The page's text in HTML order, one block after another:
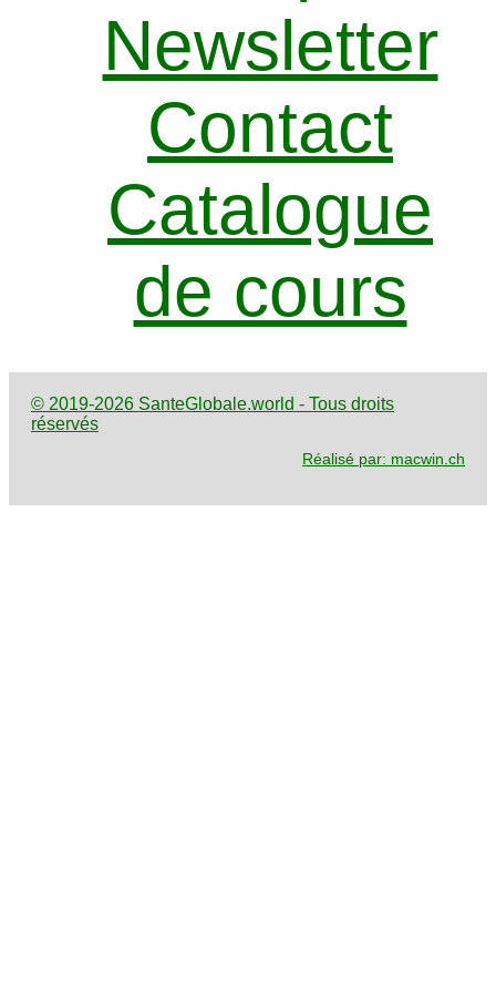
Newsletter
Contact
Catalogue
de cours
© 2019-2026 SanteGlobale.world - Tous droits
réservés
Réalisé par: macwin.ch